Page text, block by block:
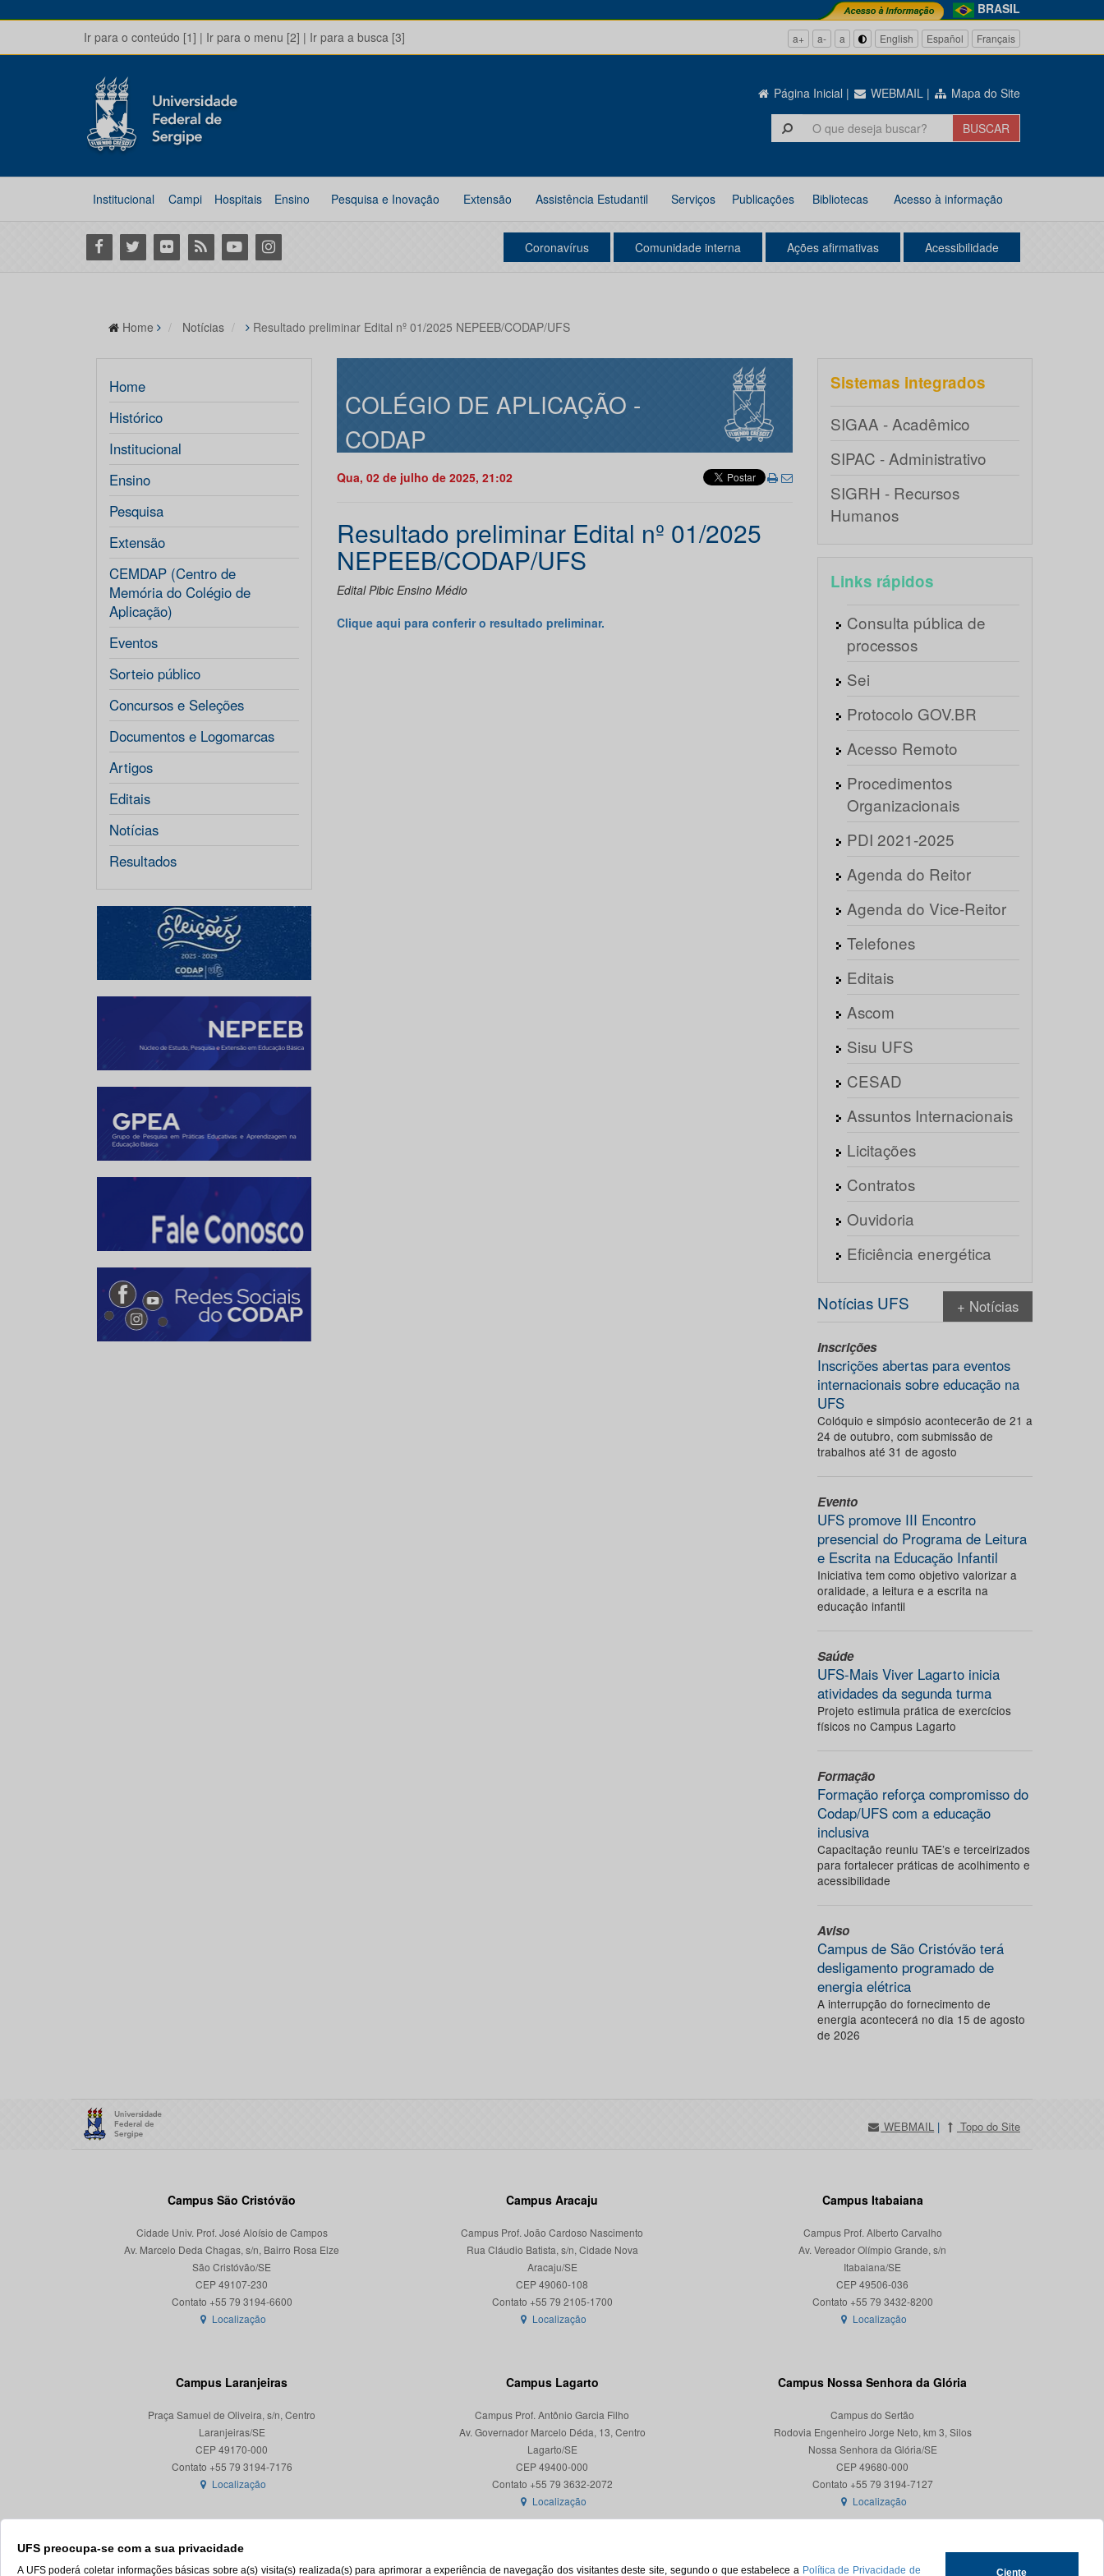
BRASIL
Ir para o conteúdo [1] | Ir para o menu [2] | Ir para a busca [3] a+ a- a English Español Français
Página Inicial | WEBMAIL | Mapa do Site
Institucional Campi Hospitais Ensino Pesquisa e Inovação Extensão Assistência Estudantil Serviços Publicações Bibliotecas Acesso à informação
Facebook
Twitter Flickr RSS YoutubeInstagram Coronavírus Comunidade interna Ações afirmativas Acessibilidade
UFS preocupa-se com a sua privacidade
A UFS poderá coletar informações básicas sobre a(s) visita(s) realizada(s) para aprimorar a experiência de navegação dos visitantes deste site, segundo o que estabelece a Política de Privacidade de Ciente
Home Notícias Resultado preliminar Edital nº 01/2025 NEPEEB/CODAP/UFS
Home
Histórico
Institucional
Ensino
Pesquisa
Extensão
CEMDAP (Centro de
Memória do Colégio de
Aplicação)
Eventos
Sorteio público
Concursos e Seleções
Documentos e Logomarcas
Artigos
Editais
Notícias
Resultados
COLÉGIO DE APLICAÇÃO -
CODAP
Qua, 02 de julho de 2025, 21:02
Resultado preliminar Edital nº 01/2025
NEPEEB/CODAP/UFS
Edital Pibic Ensino Médio
Clique aqui para conferir o resultado preliminar.
Sistemas integrados
SIGAA - Acadêmico
SIPAC - Administrativo
SIGRH - Recursos
Humanos
Links rápidos
Consulta pública de
processos
Sei
Protocolo GOV.BR
Acesso Remoto
Procedimentos
Organizacionais
PDI 2021-2025
Agenda do Reitor
Agenda do Vice-Reitor
Telefones
Editais
Ascom
Sisu UFS
CESAD
Assuntos Internacionais
Licitações
Contratos
Ouvidoria
Eficiência energética
Notícias UFS + Notícias
Inscrições
Inscrições abertas para eventos
internacionais sobre educação na
UFS
Colóquio e simpósio acontecerão de 21 a
24 de outubro, com submissão de
trabalhos até 31 de agosto
Evento
UFS promove III Encontro
presencial do Programa de Leitura
e Escrita na Educação Infantil
Iniciativa tem como objetivo valorizar a
oralidade, a leitura e a escrita na
educação infantil
Saúde
UFS-Mais Viver Lagarto inicia
atividades da segunda turma
Projeto estimula prática de exercícios
físicos no Campus Lagarto
Formação
Formação reforça compromisso do
Codap/UFS com a educação
inclusiva
Capacitação reuniu TAE’s e terceirizados
para fortalecer práticas de acolhimento e
acessibilidade
Aviso
Campus de São Cristóvão terá
desligamento programado de
energia elétrica
A interrupção do fornecimento de
energia acontecerá no dia 15 de agosto
de 2026
WEBMAIL | Topo do Site
Campus São Cristóvão
Cidade Univ. Prof. José Aloísio de Campos
Av. Marcelo Deda Chagas, s/n, Bairro Rosa Elze
São Cristóvão/SE
CEP 49107-230
Localização
Campus Aracaju
Campus Prof. João Cardoso Nascimento
Rua Cláudio Batista, s/n, Cidade Nova
Aracaju/SE
CEP 49060-108
Localização
Campus Itabaiana
Campus Prof. Alberto Carvalho
Av. Vereador Olímpio Grande, s/n
Itabaiana/SE
CEP 49506-036
Localização
Campus Laranjeiras
Praça Samuel de Oliveira, s/n, Centro
Laranjeiras/SE
CEP 49170-000
Localização
Campus Lagarto
Campus Prof. Antônio Garcia Filho
Av. Governador Marcelo Déda, 13, Centro
Lagarto/SE
CEP 49400-000
Localização
Campus Nossa Senhora da Glória
Campus do Sertão
Rodovia Engenheiro Jorge Neto, km 3, Silos
Nossa Senhora da Glória/SE
CEP 49680-000
Contato +55 79 3194-7127
Localização